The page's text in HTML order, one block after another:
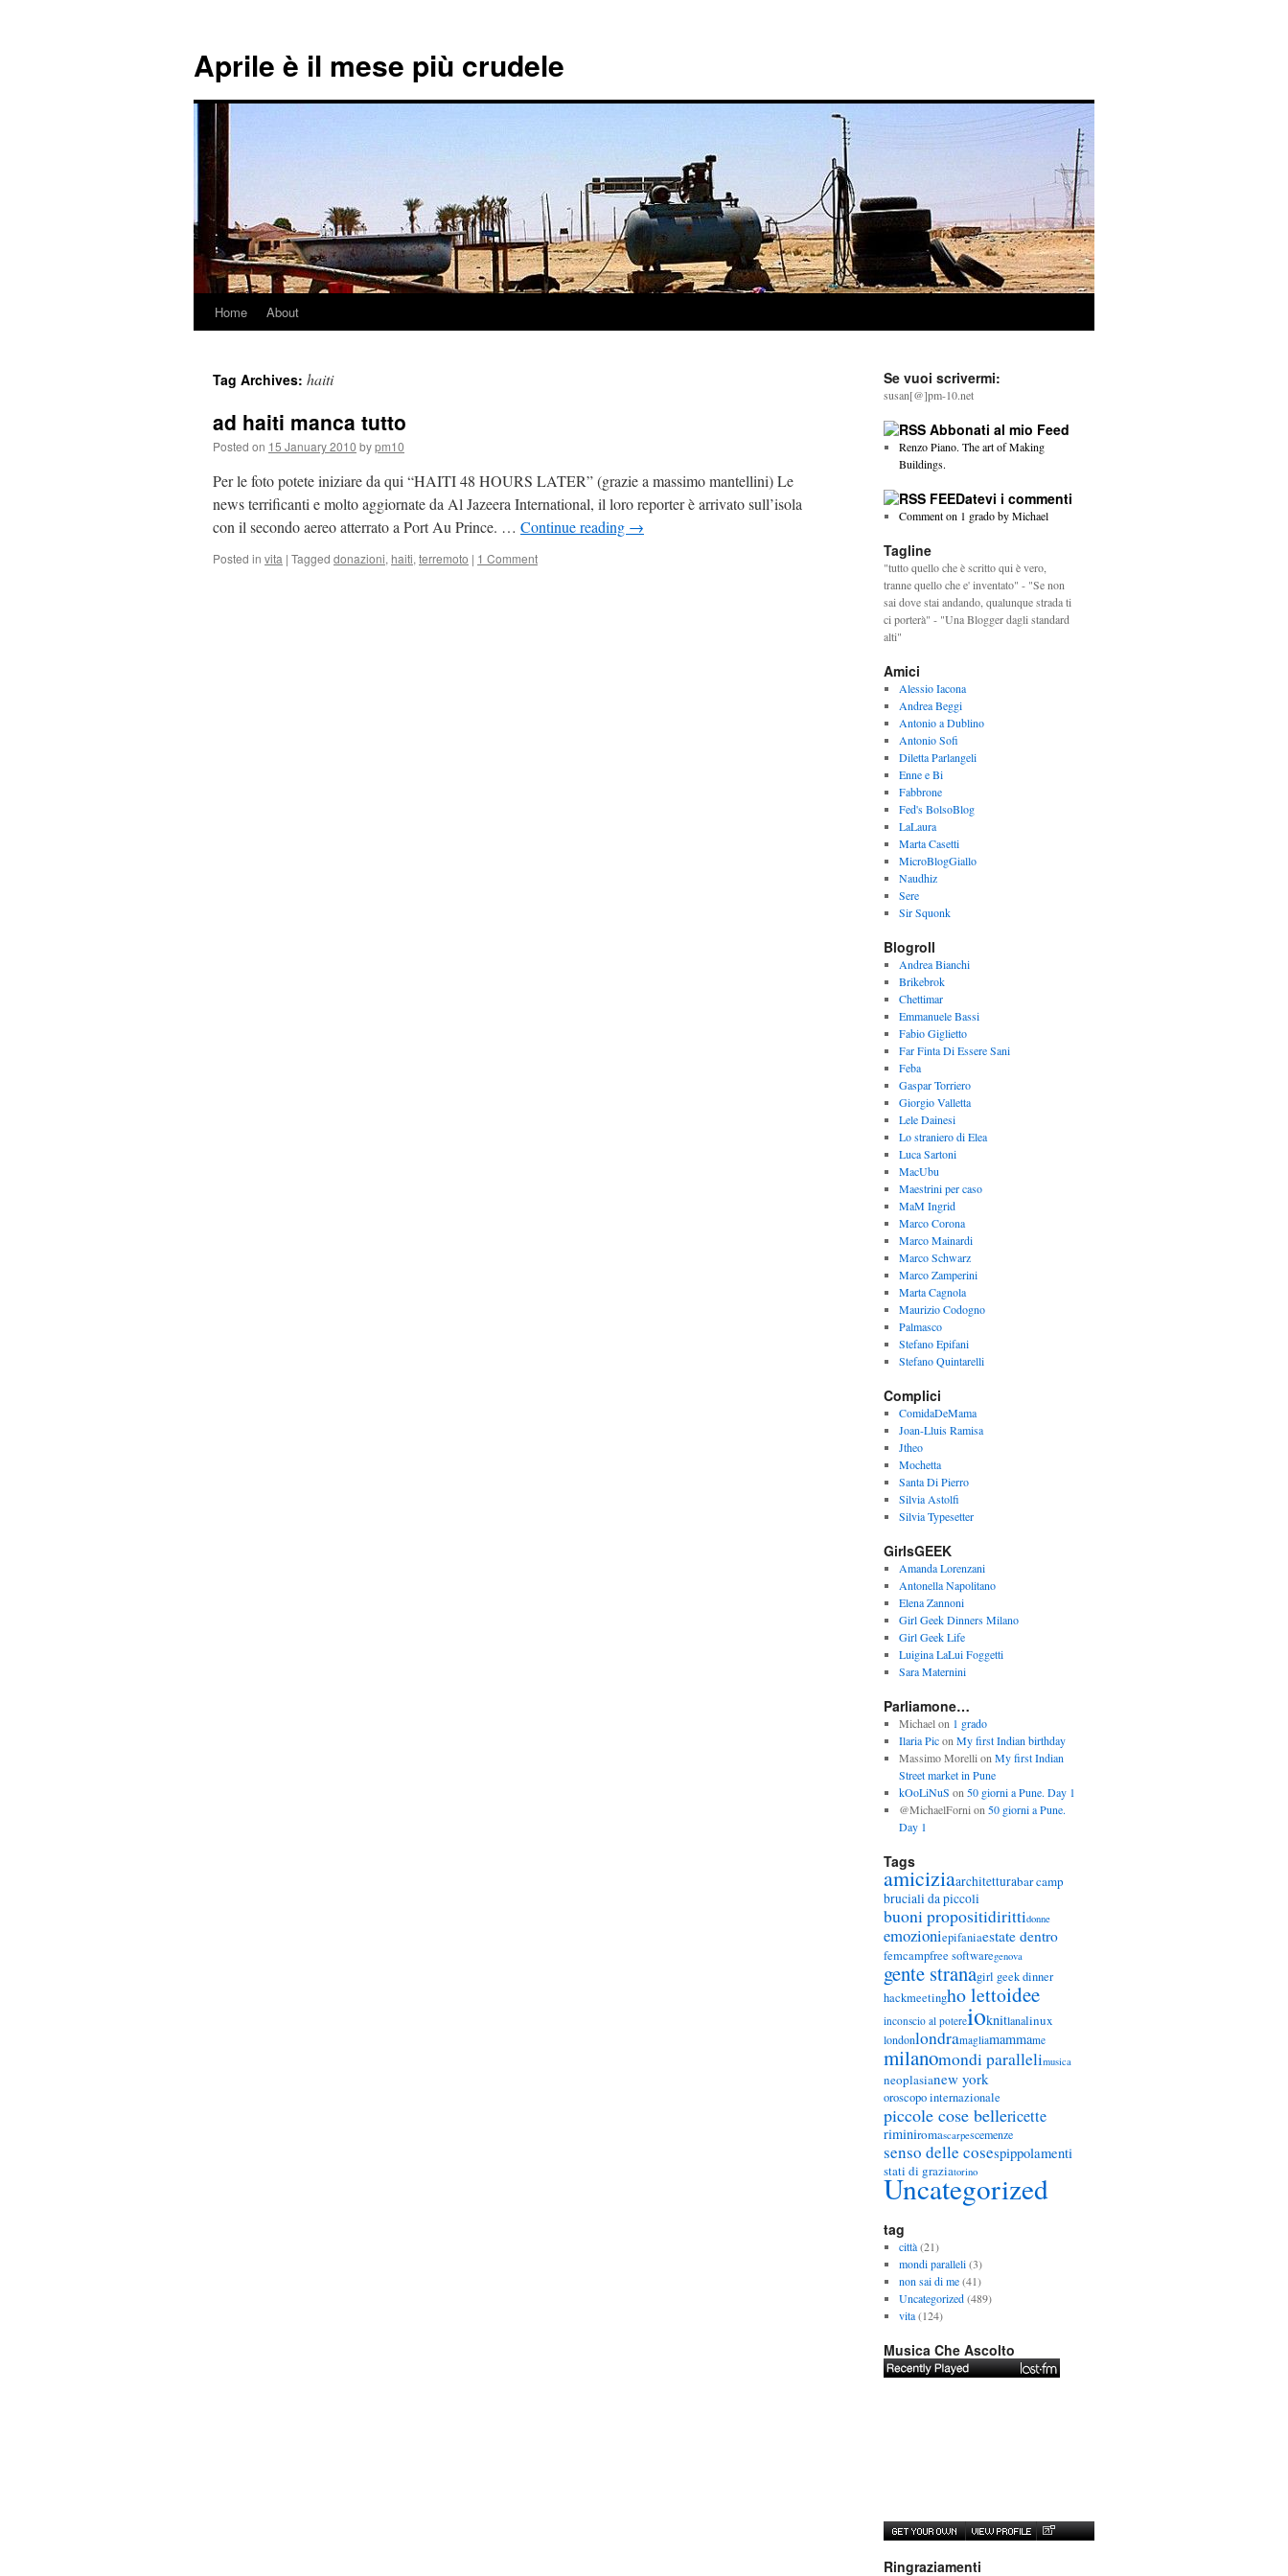
Aprile è il mese più crudele
Skip
content
Home About
Tag Archives: haiti
ad haiti manca tutto
Posted on 15 January 2010 bypm10
Per le foto potete iniziare da qui “HAITI 48 HOURS LATER” (grazie a massimo mantellini) Le
news terrificanti e molto aggiornate da Al Jazeera International, il loro reporter è arrivato sull’isola
con il secondo aereo atterrato a Port Au Prince. … Continue reading →
Posted in vita | Tagged donazioni, haiti, terremoto | 1 Comment
Se vuoi scrivermi:
susan[@]pm-10.net
Abbonati al mio Feed
Renzo Piano. The art of Making
Buildings.
FEEDatevi i commenti
Comment on 1 grado by Michael
Tagline
"tutto quello che è scritto qui è vero,
tranne quello che e' inventato" - "Se non
sai dove stai andando, qualunque strada ti
ci porterà" - "Una Blogger dagli standard
alti"
Amici
Alessio Iacona
Andrea Beggi
Antonio a Dublino
Antonio Sofi
Diletta Parlangeli
Enne e Bi
Fabbrone
Fed's BolsoBlog
LaLaura
Marta Casetti
MicroBlogGiallo
Naudhiz
Sere
Sir Squonk
Blogroll
Andrea Bianchi
Brikebrok
Chettimar
Emmanuele Bassi
Fabio Giglietto
Far Finta Di Essere Sani
Feba
Gaspar Torriero
Giorgio Valletta
Lele Dainesi
Lo straniero di Elea
Luca Sartoni
MacUbu
Maestrini per caso
MaM Ingrid
Marco Corona
Marco Mainardi
Marco Schwarz
Marco Zamperini
Marta Cagnola
Maurizio Codogno
Palmasco
Stefano Epifani
Stefano Quintarelli
Complici
ComidaDeMama
Joan-Lluis Ramisa
Jtheo
Mochetta
Santa Di Pierro
Silvia Astolfi
Silvia Typesetter
GirlsGEEK
Amanda Lorenzani
Antonella Napolitano
Elena Zannoni
Girl Geek Dinners Milano
Girl Geek Life
Luigina LaLui Foggetti
Sara Maternini
Parliamone…
Michaelon 1 grado
Ilaria Picon My first Indian birthday
Massimo Morelli on My first Indian
Street market in Pune
kOoLiNuS on 50 giorni a Pune. Day 1
@MichaelForni on 50 giorni a Pune.
Day 1
Tags
amiciziaarchitetturabar camp
bruciali da piccoli
buoni propositidirittidonne
emozioniepifaniaestate dentro
femcampfree softwaregenova
gente stranagirl geek dinner
hackmeetingho lettoidee
inconscio al potereioknitlanalinux
londonlondramagliamammame
milanomondi parallelimusica
neoplasianew york
oroscopo internazionale
piccole cose bellericette
riminiromascarpescemenze
senso delle cosespippolamenti
stati di graziatorino
Uncategorized
tag
città(21)
mondi paralleli(3)
non sai di me(41)
Uncategorized(489)
vita(124)
Musica Che Ascolto
Ringraziamenti